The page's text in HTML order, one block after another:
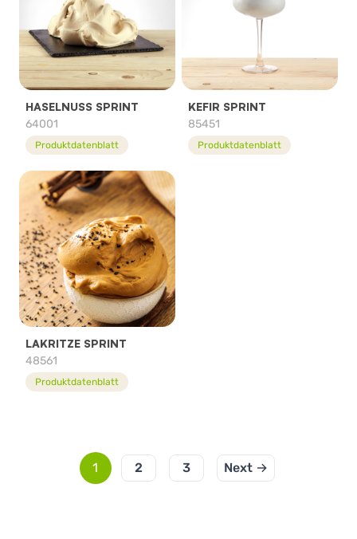
HASELNUSS SPRINT
64001
Produktdatenblatt
KEFIR SPRINT
85451
Produktdatenblatt
LAKRITZE SPRINT
48561
Produktdatenblatt
1 2 3 Next →